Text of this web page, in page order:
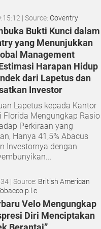
| Source: Coventry
Bukti Kunci dalam
yang Menunjukkan
Management
Harapan Hidup
dari Lapetus dan
Investor
Lapetus kepada Kantor
Florida Mengungkap Rasio
Perkiraan yang
Hanya 41,5% Abacus
Investornya dengan
| Source: British American
p.l.c
Velo Mengungkap
Diri Menciptakan